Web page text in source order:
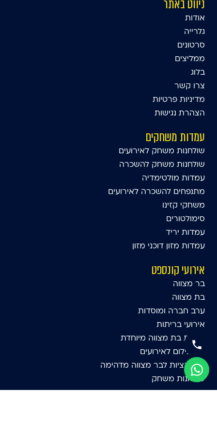
ניווט באתר
אודות
גלרייה
סרטונים
ממליצים
בלוג
צרו קשר
מדיניות פרטיות
הצהרת נגישות
עמדות משחקים
שולחנות משחק לאירועים
שולחנות משחק להשכרה
עמדות מולטימדיה
מתנפחים להשכרה לאירועים
משחקי קזינו
סימולטורים
עמדות יריד
עמדות מזון דוכני מזון
אירועי קונספט
בר מצווה
בת מצווה
ערב חברה ומוסדות
אירועי בריתות
הפקת בת מצווה מיוחדת
תא צילום לאירועים
אטרקציות לבר מצווה מדהימה
שולחנות משחק